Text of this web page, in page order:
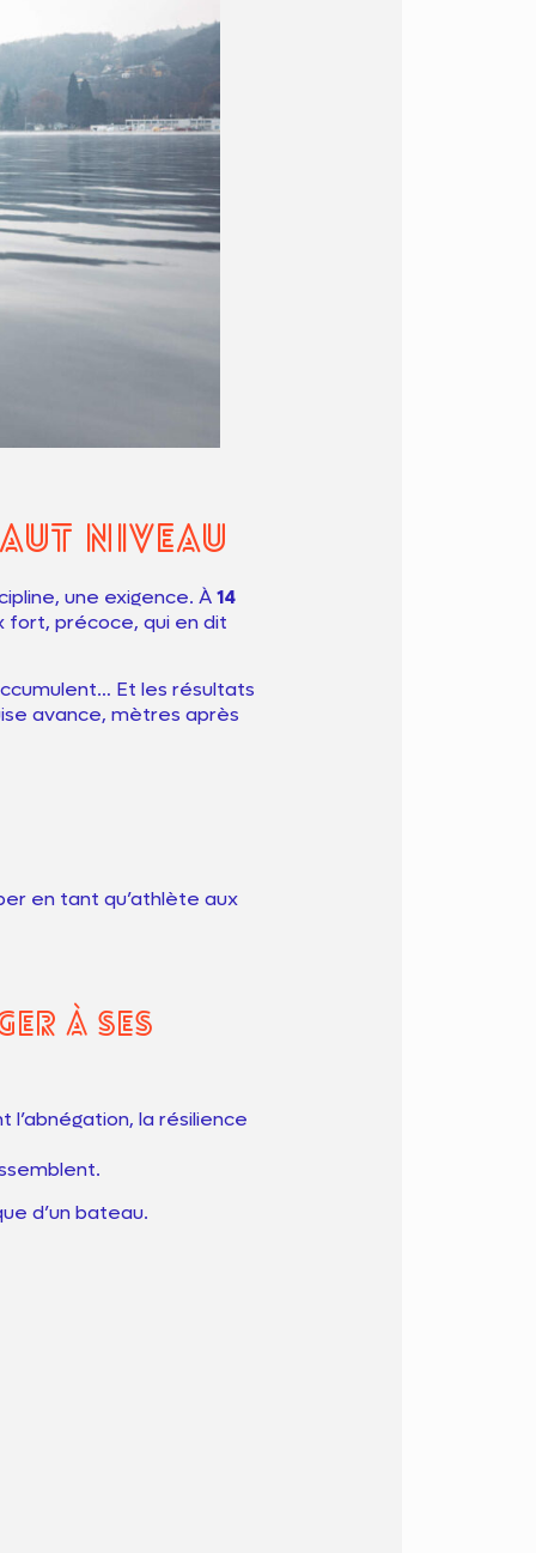
niveau
une exigence. À14
fort, précoce, qui en dit
Et les résultats
avance, mètres après
en tant qu’athlète aux
à ses
l’abnégation, la résilience
d’un bateau.